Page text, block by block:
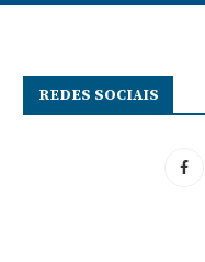
REDES SOCIAIS